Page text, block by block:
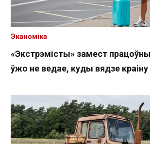
«Экстрэмісты» замест
ўжо не ведае, куды вядзе краіну
Эканоміка